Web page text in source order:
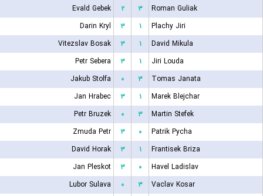
Evald Gebek
۲ ۳
Roman Guliak
Darin Kryl
۳ ۱
Plachy Jiri
Vitezslav Bosak
۳ ۱
David Mikula
Petr Sebera
۳ ۱
Jiri Louda
Jakub Stolfa
۰ ۳
Tomas Janata
Jan Hrabec
۳ ۱
Marek Blejchar
Petr Bruzek
۰ ۳
Martin Stefek
Zmuda Petr
۳ ۰
Patrik Pycha
David Horak
۳ ۱
Frantisek Briza
Jan Pleskot
۳ ۰
Havel Ladislav
Lubor Sulava
۰ ۳
Vaclav Kosar